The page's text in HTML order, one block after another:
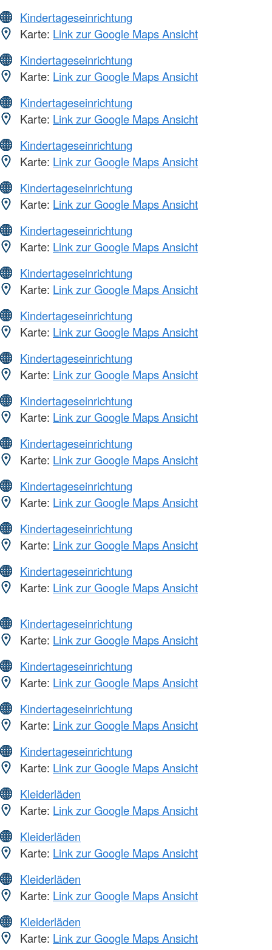
Kindertageseinrichtung
Karte: Link zur Google Maps Ansicht
Kindertageseinrichtung
Karte: Link zur Google Maps Ansicht
Kindertageseinrichtung
Karte: Link zur Google Maps Ansicht
Kindertageseinrichtung
Karte: Link zur Google Maps Ansicht
Kindertageseinrichtung
Karte: Link zur Google Maps Ansicht
Kindertageseinrichtung
Karte: Link zur Google Maps Ansicht
Kindertageseinrichtung
Karte: Link zur Google Maps Ansicht
Kindertageseinrichtung
Karte: Link zur Google Maps Ansicht
Kindertageseinrichtung
Karte: Link zur Google Maps Ansicht
Kindertageseinrichtung
Karte: Link zur Google Maps Ansicht
Kindertageseinrichtung
Karte: Link zur Google Maps Ansicht
Kindertageseinrichtung
Karte: Link zur Google Maps Ansicht
Kindertageseinrichtung
Karte: Link zur Google Maps Ansicht
Kindertageseinrichtung
Karte: Link zur Google Maps Ansicht
Kindertageseinrichtung
Karte: Link zur Google Maps Ansicht
Kindertageseinrichtung
Karte: Link zur Google Maps Ansicht
Kindertageseinrichtung
Karte: Link zur Google Maps Ansicht
Kindertageseinrichtung
Karte: Link zur Google Maps Ansicht
Kleiderläden
Karte: Link zur Google Maps Ansicht
Kleiderläden
Karte: Link zur Google Maps Ansicht
Kleiderläden
Karte: Link zur Google Maps Ansicht
Kleiderläden
Karte: Link zur Google Maps Ansicht